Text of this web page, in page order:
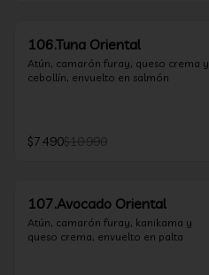
106.Tuna Oriental
Atún, camarón furay, queso crema y
cebollín, envuelto en salmón
$7.490$10.990
107.Avocado Oriental
Atún, camarón furay, kanikama y
queso crema, envuelto en palta